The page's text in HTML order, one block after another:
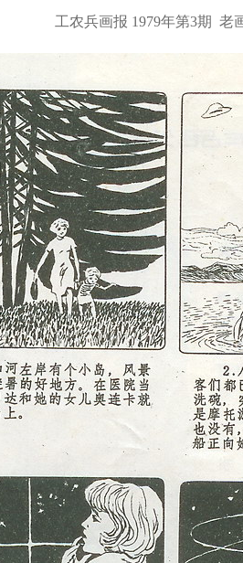
工农兵画报 1979年第3期 老